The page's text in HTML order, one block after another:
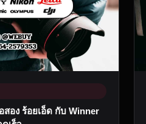
อง ร้อยเอ็ด กับ Winner